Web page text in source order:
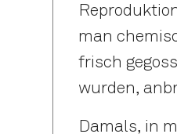
man
frisch
wurden,
Damals, in